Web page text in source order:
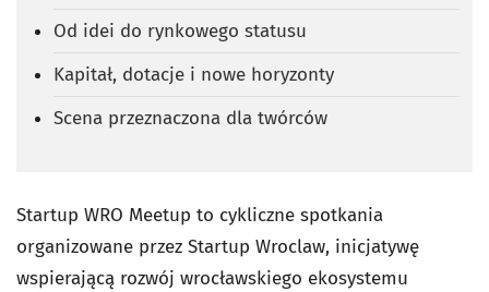
Od idei do rynkowego statusu
Kapitał, dotacje i nowe horyzonty
Scena przeznaczona dla twórców
Startup WRO Meetup to cykliczne spotkania
organizowane przez Startup Wroclaw, inicjatywę
wspierającą rozwój wrocławskiego ekosystemu